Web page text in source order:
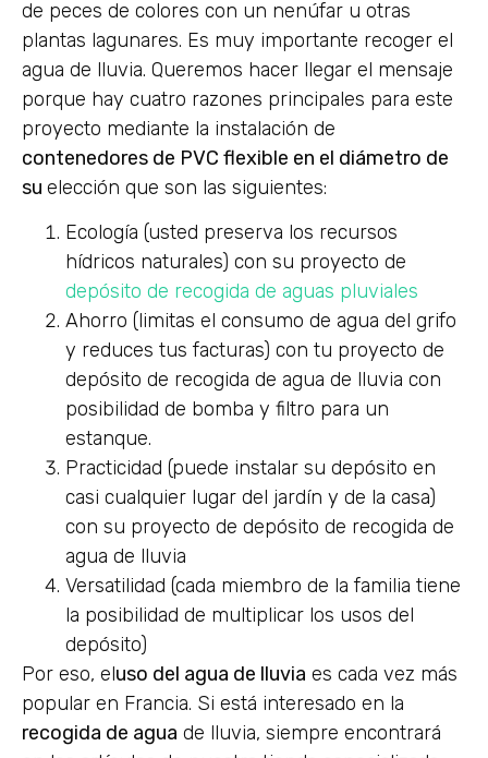
de peces de colores con un nenúfar u otras
plantas lagunares. Es muy importante recoger el
agua de lluvia. Queremos hacer llegar el mensaje
porque hay cuatro razones principales para este
proyecto mediante la instalación de
contenedores de PVC flexible en el diámetro de
su elección que son las siguientes:
Ecología (usted preserva los recursos
hídricos naturales) con su proyecto de
depósito de recogida de aguas pluviales
Ahorro (limitas el consumo de agua del grifo
y reduces tus facturas) con tu proyecto de
depósito de recogida de agua de lluvia con
posibilidad de bomba y filtro para un
estanque.
Practicidad (puede instalar su depósito en
casi cualquier lugar del jardín y de la casa)
con su proyecto de depósito de recogida de
agua de lluvia
Versatilidad (cada miembro de la familia tiene
la posibilidad de multiplicar los usos del
depósito)
Por eso, eluso del agua de lluvia es cada vez más
popular en Francia. Si está interesado en la
recogida de agua de lluvia, siempre encontrará